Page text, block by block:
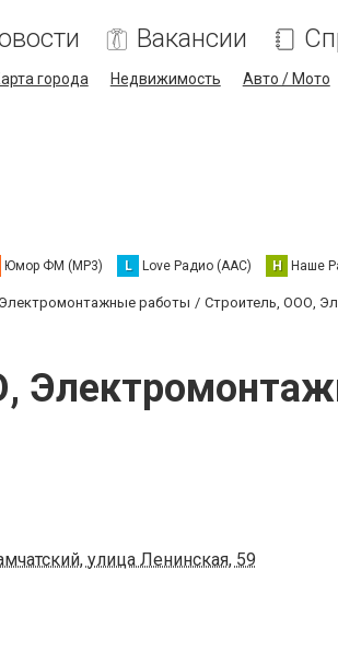
Вакансии
города Недвижимость Авто / Мото
Юмор ФМ (MP3) L Love Радио (AAC) Н Наше
Электромонтажные работы Строитель, ООО,
улица Ленинская, 59